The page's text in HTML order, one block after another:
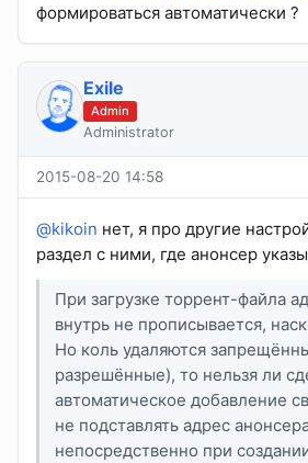
формироваться автоматически ?
Exile
Admin
Administrator
2015-08-20 14:58
@kikoin нет, я про другие
раздел с ними, где анонсер
При загрузке торрент-файла
внутрь не прописывается,
Но коль удаляются
разрешённые), то нельзя ли
автоматическое добавление
не подставлять адрес
непосредственно при